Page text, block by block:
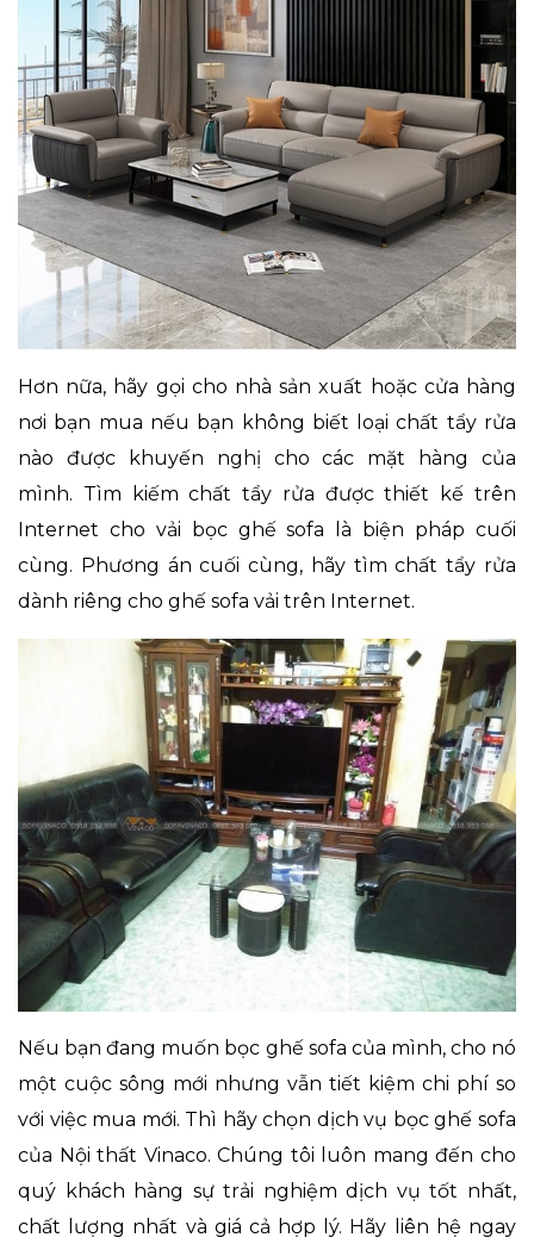
Hơn nữa, hãy gọi cho nhà sản xuất hoặc cửa hàng
nơi bạn mua nếu bạn không biết loại chất tẩy rửa
nào được khuyến nghị cho các mặt hàng của
mình. Tìm kiếm chất tẩy rửa được thiết kế trên
Internet cho vải bọc ghế sofa là biện pháp cuối
cùng. Phương án cuối cùng, hãy tìm chất tẩy rửa
dành riêng cho ghế sofa vải trên Internet.
Nếu bạn đang muốn bọc ghế sofa của mình, cho nó
một cuộc sông mới nhưng vẫn tiết kiệm chi phí so
với việc mua mới. Thì hãy chọn dịch vụ bọc ghế sofa
của Nội thất Vinaco. Chúng tôi luôn mang đến cho
quý khách hàng sự trải nghiệm dịch vụ tốt nhất,
chất lượng nhất và giá cả hợp lý. Hãy liên hệ ngay